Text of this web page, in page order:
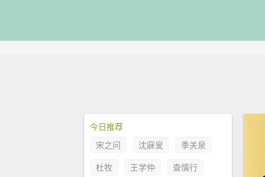
今日推荐
宋之问
沈寐叟 季关泉
杜牧 王学仲 查慎行